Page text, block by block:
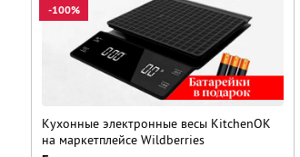
-100%
Кухонные электронные весы KitchenOK
на маркетплейсе Wildberries